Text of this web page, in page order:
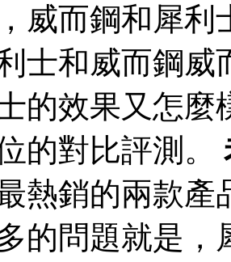
威而鋼和犀
士和威而鋼威
的效果又怎麼
的對比評測。
熱銷的兩款產
的問題就是